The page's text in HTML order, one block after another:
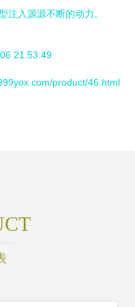
注入源源不断的动力。
21:53:49
product/46.html